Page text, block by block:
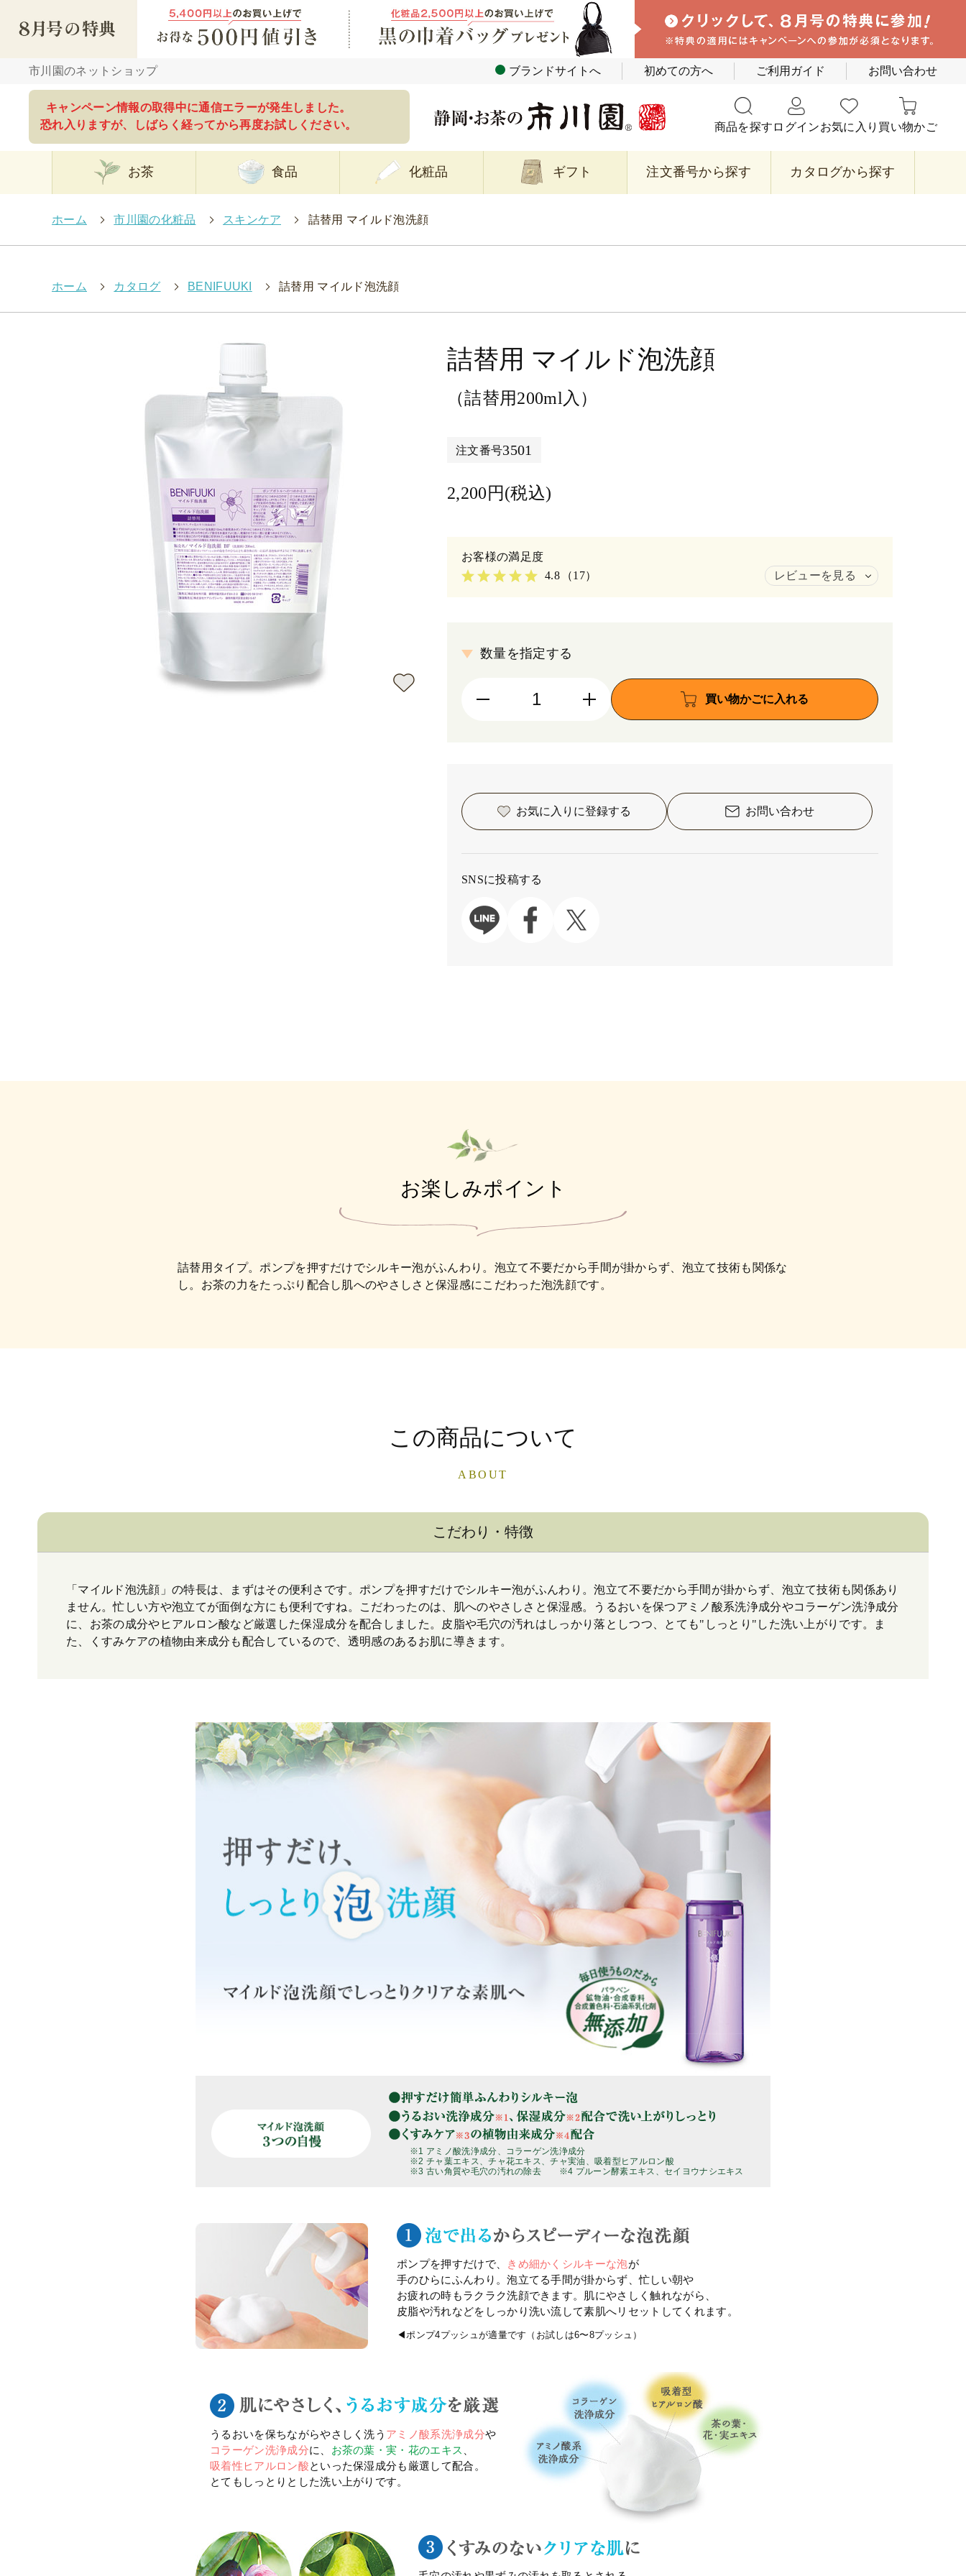
市川園のネットショップ ブランドサイトへ 初めての方へ ご利用ガイド お問い合わせ
キャンペーン情報の取得中に通信エラーが発生しました。
恐れ入りますが、しばらく経ってから再度お試しください。
商品を探す ログインお気に入り 買い物かご
お茶 食品 化粧品 ギフト 注文番号から探す カタログから探す
ホーム > 市川園の化粧品 > スキンケア > 詰替用 マイルド泡洗顔
ホーム > カタログ > BENIFUUKI > 詰替用 マイルド泡洗顔
詰替用 マイルド泡洗顔
（詰替用200ml入）
注文番号3501
2,200円(税込)
4.8 （17） レビューを見る
数量を指定する
買い物かごに入れる
お気に入りに登録する お問い合わせ
SNSに投稿する
お楽しみポイント
詰替用タイプ。ポンプを押すだけでシルキー泡がふんわり。泡立て不要だから手間が掛からず、泡立て技術も関係な
し。お茶の力をたっぷり配合し肌へのやさしさと保湿感にこだわった泡洗顔です。
この商品について
ABOUT
こだわり・特徴
「マイルド泡洗顔」の特長は、まずはその便利さです。ポンプを押すだけでシルキー泡がふんわり。泡立て不要だから手間が掛からず、泡立て技術も関係あり
ません。忙しい方や泡立てが面倒な方にも便利ですね。こだわったのは、肌へのやさしさと保湿感。うるおいを保つアミノ酸系洗浄成分やコラーゲン洗浄成分
に、お茶の成分やヒアルロン酸など厳選した保湿成分を配合しました。皮脂や毛穴の汚れはしっかり落としつつ、とても"しっとり"した洗い上がりです。ま
た、くすみケアの植物由来成分も配合しているので、透明感のあるお肌に導きます。
※1 アミノ酸洗浄成分、コラーゲン洗浄成分
※2 チャ葉エキス、チャ花エキス、チャ実油、吸着型ヒアルロン酸
※3 古い角質や毛穴の汚れの除去 ※4 プルーン酵素エキス、セイヨウナシエキス
ポンプを押すだけで、 きめ細かくシルキーな泡が
手のひらにふんわり。泡立てる手間が掛からず、忙しい朝や
お疲れの時もラクラク洗顔できます。肌にやさしく触れながら、
皮脂や汚れなどをしっかり洗い流して素肌へリセットしてくれます。
◀ポンプ4プッシュが適量です（お試しは6〜8プッシュ）
うるおいを保ちながらやさしく洗う アミノ酸系洗浄成分や
コラーゲン洗浄成分に、 お茶の葉・実・花のエキス
吸着性ヒアルロン酸といった保湿成分も厳選して配合。
とてもしっとりとした洗い上がりです。